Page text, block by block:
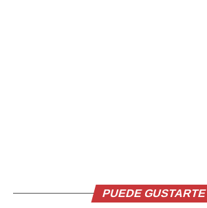
Comparte esto:
PUEDE GUSTARTE